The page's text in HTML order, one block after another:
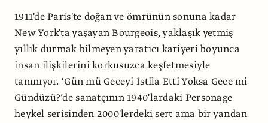
1911'de Paris'te doğan ve ömrünün sonuna kadar
New York'ta yaşayan Bourgeois, yaklaşık yetmiş
yıllık durmak bilmeyen yaratıcı kariyeri boyunca
insan ilişkilerini korkusuzca keşfetmesiyle
tanınıyor. ‘Gün mü Geceyi İstila Etti Yoksa Gece mi
Gündüzü?’de sanatçının 1940'lardaki Personage
heykel serisinden 2000'lerdeki sert ama bir yandan